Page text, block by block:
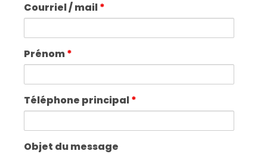
Courriel / mail*
Prénom*
Téléphone principal*
Objet du message